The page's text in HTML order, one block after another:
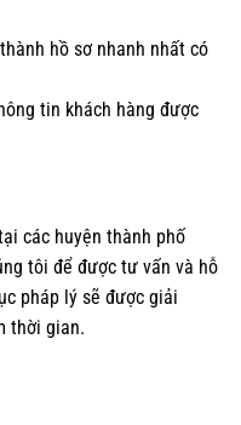
hồ sơ nhanh nhất có
tin khách hàng được
các huyện thành phố
tôi để được tư vấn và hỗ
pháp lý sẽ được giải
thời gian.